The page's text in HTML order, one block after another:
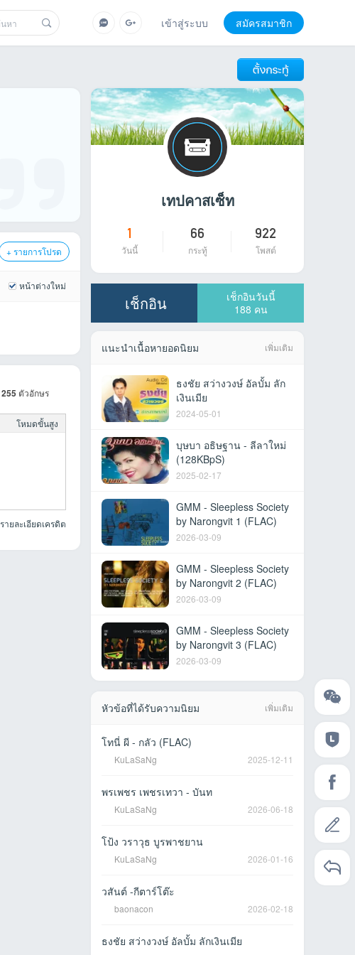
เข้าสู่ระบบ สมัครสมาชิก
บุษบา อธิษฐาน - ลีลาใหม่
1. บุษบา อธิษฐาน - ปวดหัวตึ๊บ (3:15) 2. บุษบา
อธิษฐาน - หลอกฉันทำไม (3:13) 5. บุษบา อธิษ
2025-02-17
+ รายการโปรด
หน้าต่างใหม่
255 ตัวอักษร
โหมดขั้นสูง
รายละเอียดเครดิต
เทปคาสเซ็ท
1
วันนี้
66
กระทู้
922
โพสต์
เช็กอิน
เช็กอินวันนี้
188 คน
แนะนำเนื้อหายอดนิยม เพิ่มเติม
ธงชัย สว่างวงษ์ อัลบั้ม ลัก
เงินเมีย
2024-05-01
บุษบา อธิษฐาน - ลีลาใหม่
(128KBpS)
2025-02-17
GMM - Sleepless Society
by Narongvit 1 (FLAC)
2026-03-09
GMM - Sleepless Society
by Narongvit 2 (FLAC)
2026-03-09
GMM - Sleepless Society
by Narongvit 3 (FLAC)
2026-03-09
หัวข้อที่ได้รับความนิยม เพิ่มเติม
โทนี่ ผี - กลัว (FLAC)
KuLaSaNg 2025-12-11
พรเพชร เพชรเทวา - บันท
KuLaSaNg 2026-06-18
โป้ง วราวุธ บูรพาชยาน
KuLaSaNg 2026-01-16
วสันต์ -กีตาร์โต๊ะ
baonacon 2026-02-18
ธงชัย สว่างวงษ์ อัลบั้ม ลักเงินเมีย